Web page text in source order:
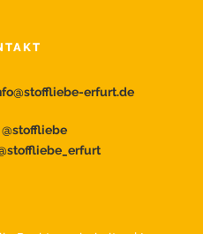
erfurt.de
@stoffliebe